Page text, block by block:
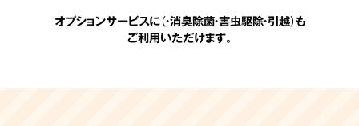
追加費用は一切なし
オプションサービスに（・消臭除菌・害虫駆除・引越）も
ご利用いただけます。